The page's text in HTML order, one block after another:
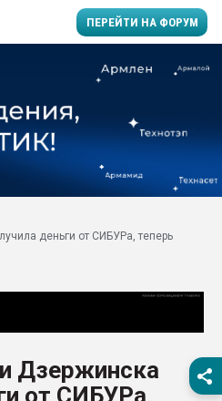
ПЕРЕЙТИ НА ФОРУМ
заводу пластмасс"
первый план в
28.07.2026
ситуацией на
деньги от СИБУРа, теперь
Дзержинска
от СИБУРа,